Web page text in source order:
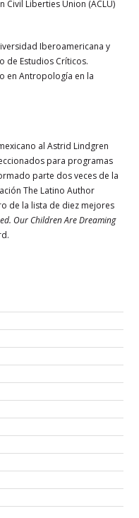
Civil Liberties Union (ACLU)
Iberoamericana y
de Estudios Críticos.
en Antropología en la
al Astrid Lindgren
para programas
parte dos veces de la
The Latino Author
de la lista de diez mejores
Our Children Are Dreaming